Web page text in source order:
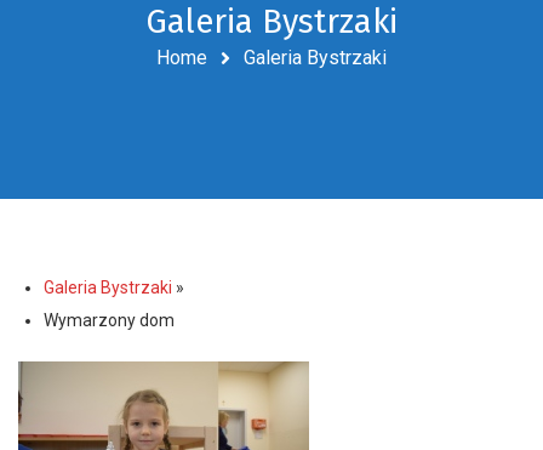
Galeria Bystrzaki
Home Galeria Bystrzaki
Galeria Bystrzaki »
Wymarzony dom